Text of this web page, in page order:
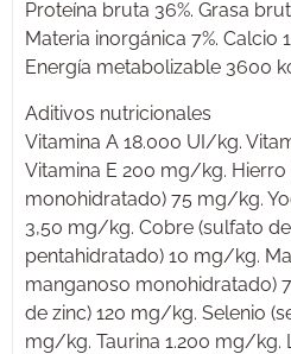
Proteína bruta 36%. Grasa
Materia inorgánica 7%. Calcio
Energía metabolizable 3600
Aditivos nutricionales
Vitamina A 18.000 UI/kg.
Vitamina E 200 mg/kg. Hierro
monohidratado) 75 mg/kg.
3,50 mg/kg. Cobre (sulfato
pentahidratado) 10 mg/kg.
manganoso monohidratado)
de zinc) 120 mg/kg. Selenio
mg/kg. Taurina 1.200 mg/kg.